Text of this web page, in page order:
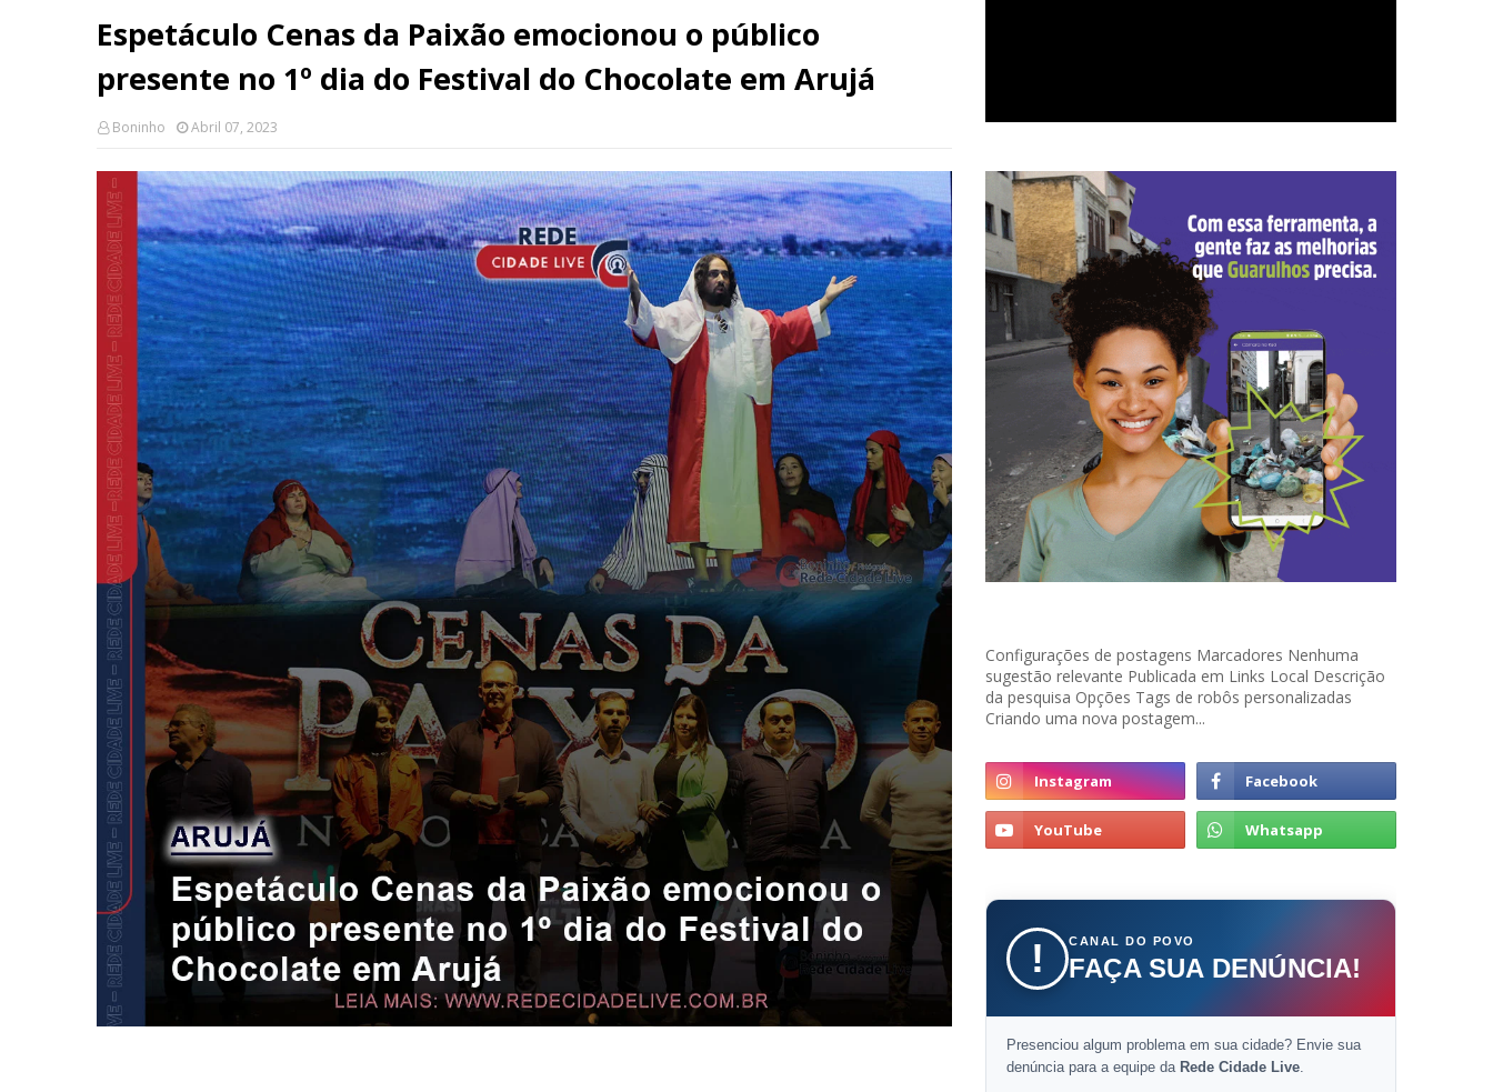
Espetáculo Cenas da Paixão emocionou o público
presente no 1º dia do Festival do Chocolate em Arujá
Boninho Abril 07, 2023
Configurações de postagens Marcadores Nenhuma
sugestão relevante Publicada em Links Local Descrição
da pesquisa Opções Tags de robôs personalizadas
Criando uma nova postagem...
! CANAL DO POVO
FAÇA SUA DENÚNCIA!
Presenciou algum problema em sua cidade? Envie sua
denúncia para a equipe da Rede Cidade Live.